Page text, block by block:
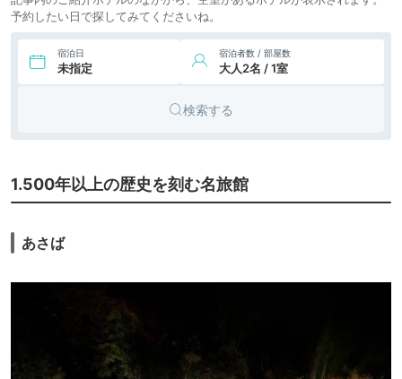
予約したい日で探してみてくださいね。
宿泊日
未指定
宿泊者数 / 部屋数
大人2名 / 1室
検索する
1.500年以上の歴史を刻む名旅館
あさば